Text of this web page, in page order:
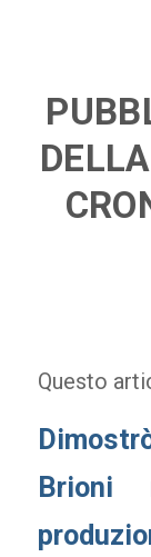
Questo
Brioni